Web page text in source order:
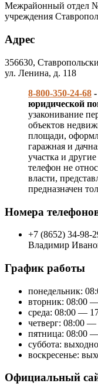
Межрайонный отдел
учреждения
Адрес
356630,
ул. Ленина, д. 118
8-800-350-24-68
юридической
узаконивание
объектов
площади,
гаражная и
участка и
телефон не
власти,
предназначен
Номера
+7 (8652) 34-98-
Владимир
График работы
понедельник:
вторник: 08:00
среда: 08:00 —
четверг: 08:00
пятница: 08:00
суббота:
воскресенье:
Официальный